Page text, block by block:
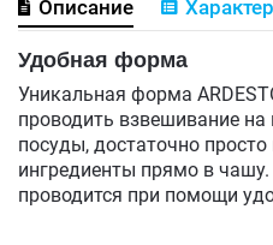
Описание
Удобная форма
Уникальная форма
проводить взвешивание на
посуды, достаточно
ингредиенты прямо в
проводится при помощи